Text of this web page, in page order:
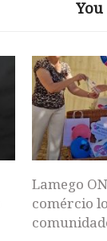
Lamego
comércio